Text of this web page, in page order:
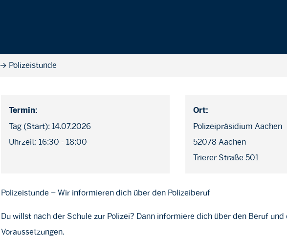
→ Polizeistunde
Termin:
Tag (Start): 14.07.2026
Uhrzeit: 16:30 - 18:00
Ort:
Polizeipräsidium Aachen
52078 Aachen
Trierer Straße 501
Polizeistunde – Wir informieren dich über den Polizeiberuf
Du willst nach der Schule zur Polizei? Dann informiere dich über den Beruf und
Voraussetzungen.